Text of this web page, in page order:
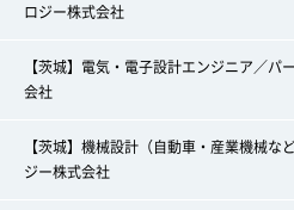
ロジー株式会社
【茨城】電気・電子設計エンジニア／
会社
【茨城】機械設計（自動車・産業機械な
ジー株式会社